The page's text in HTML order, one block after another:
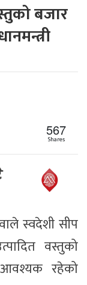
बजार
567
Shares
स्वदेशी सीप
वस्तुको
आवश्यक रहेको